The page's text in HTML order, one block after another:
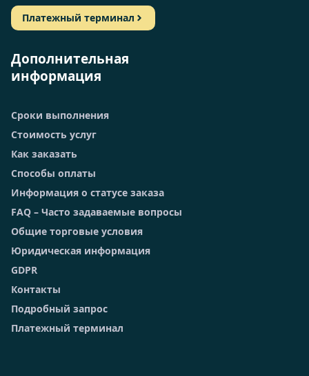
Платежный терминал
Дополнительная
информация
Сроки выполнения
Стоимость услуг
Как заказать
Способы оплаты
Информация о статусе заказа
FAQ – Часто задаваемые вопросы
Общие торговые условия
Юридическая информация
GDPR
Контакты
Подробный запрос
Платежный терминал